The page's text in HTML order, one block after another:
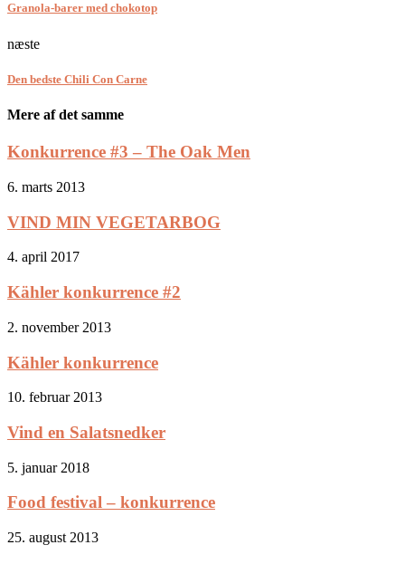
Granola-barer med chokotop
næste
Den bedste Chili Con Carne
Mere af det samme
Konkurrence #3 – The Oak Men
6. marts 2013
VIND MIN VEGETARBOG
4. april 2017
Kähler konkurrence #2
2. november 2013
Kähler konkurrence
10. februar 2013
Vind en Salatsnedker
5. januar 2018
Food festival – konkurrence
25. august 2013